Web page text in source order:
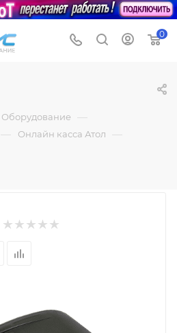
0
Оборудование —
— Онлайн касса Атол —